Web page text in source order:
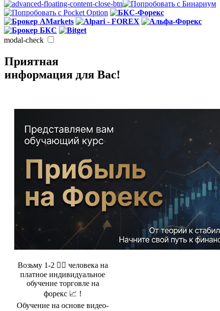
modal-check
Приятная
информация для Вас!
Возьму 1-2 🤵‍♂️ человека на
платное индивидуальное
обучение торговле на
форекс 📈 !
Обучение на основе видео-